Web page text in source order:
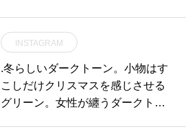
INSTAGRAM
.冬らしいダークトーン。小物はす
こしだけクリスマスを感じさせる
グリーン。女性が纏うダークトー